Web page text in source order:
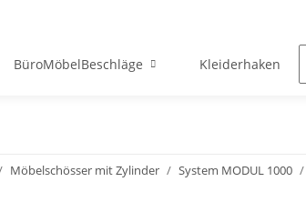
BüroMöbelBeschläge Kleiderhaken
Möbelschösser mit Zylinder System MODUL 1000